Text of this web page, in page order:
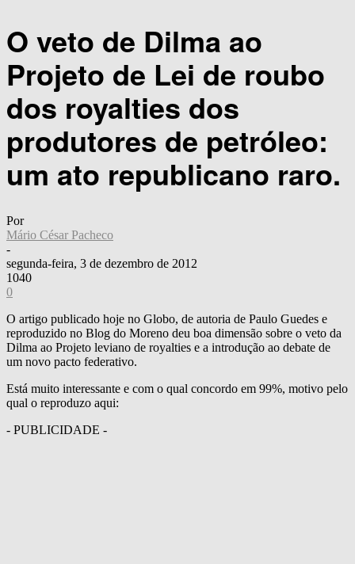
O veto de Dilma ao
Projeto de Lei de roubo
dos royalties dos
produtores de petróleo:
um ato republicano raro.
Por
Mário César Pacheco
-
segunda-feira, 3 de dezembro de 2012
1040
0
O artigo publicado hoje no Globo, de autoria de Paulo Guedes e
reproduzido no Blog do Moreno deu boa dimensão sobre o veto da
Dilma ao Projeto leviano de royalties e a introdução ao debate de
um novo pacto federativo.
Está muito interessante e com o qual concordo em 99%, motivo pelo
qual o reproduzo aqui:
- PUBLICIDADE -